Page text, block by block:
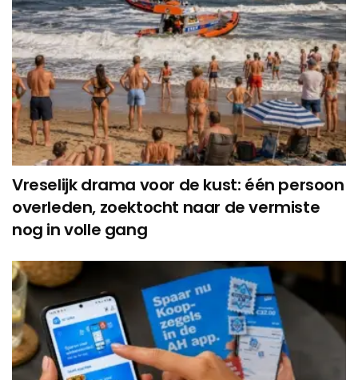
Vreselijk drama voor de kust: één persoon
overleden, zoektocht naar de vermiste
nog in volle gang